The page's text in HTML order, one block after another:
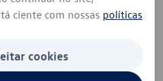
ciente com nossas políticas
cookies